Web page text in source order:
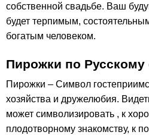
собственной свадьбе. Ваш
будет терпимым,
богатым человеком.
Пирожки по Русскому
Пирожки – Символ
хозяйства и дружелюбия.
может символизировать , к
плодотворному знакомству, к